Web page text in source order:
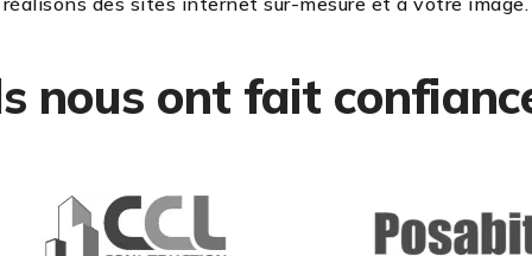
nous ont fait